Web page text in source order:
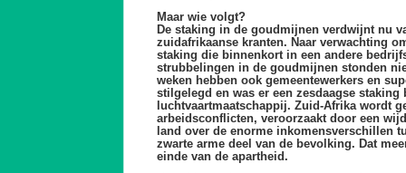
Maar wie volgt?
De staking in de goudmijnen verdwijnt nu
zuidafrikaanse kranten. Naar verwachting
staking die binnenkort in een andere
strubbelingen in de goudmijnen stonden
weken hebben ook gemeentewerkers en
stilgelegd en was er een zesdaagse staking
luchtvaartmaatschappij. Zuid-Afrika wordt
arbeidsconflicten, veroorzaakt door een
land over de enorme inkomensverschillen
zwarte arme deel van de bevolking. Dat
einde van de apartheid.